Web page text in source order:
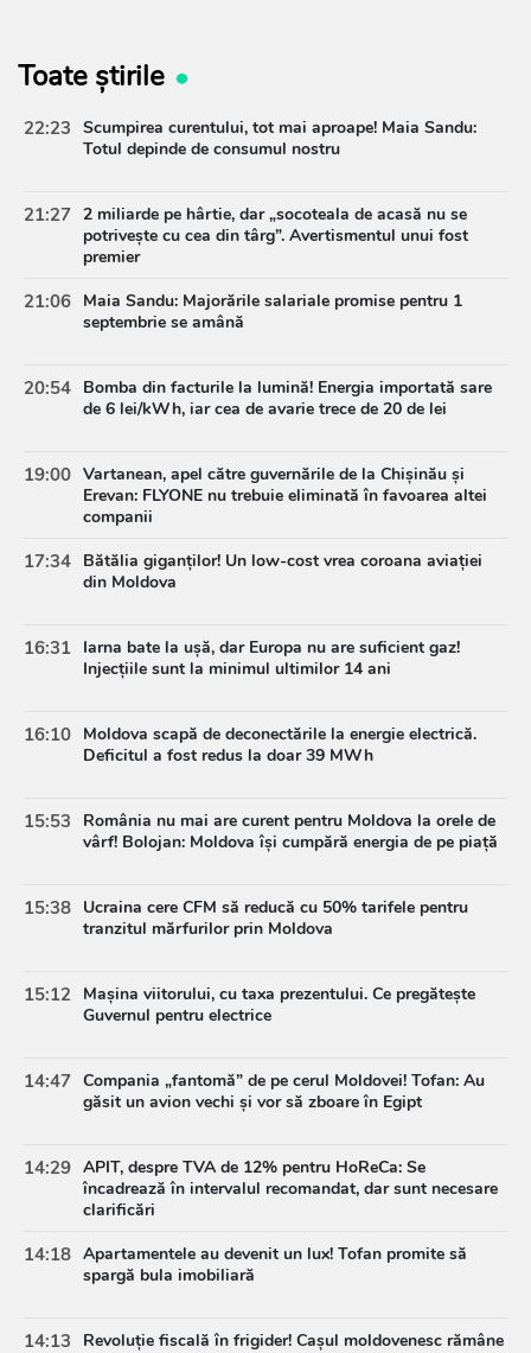
Toate știrile
22:23 Scumpirea curentului, tot mai aproape! Maia Sandu:
Totul depinde de consumul nostru
21:27 2 miliarde pe hârtie, dar „socoteala de acasă nu se
potrivește cu cea din târg”. Avertismentul unui fost
premier
21:06 Maia Sandu: Majorările salariale promise pentru 1
septembrie se amână
20:54 Bomba din facturile la lumină! Energia importată sare
de 6 lei/kWh, iar cea de avarie trece de 20 de lei
19:00 Vartanean, apel către guvernările de la Chișinău și
Erevan: FLYONE nu trebuie eliminată în favoarea altei
companii
17:34 Bătălia giganților! Un low-cost vrea coroana aviației
din Moldova
16:31 Iarna bate la ușă, dar Europa nu are suficient gaz!
Injecțiile sunt la minimul ultimilor 14 ani
16:10 Moldova scapă de deconectările la energie electrică.
Deficitul a fost redus la doar 39 MWh
15:53
România nu mai are curent pentru Moldova la orele de
vârf! Bolojan: Moldova își cumpără energia de pe piață
15:38 Ucraina cere CFM să reducă cu 50% tarifele pentru
tranzitul mărfurilor prin Moldova
15:12 Mașina viitorului, cu taxa prezentului. Ce pregătește
Guvernul pentru electrice
14:47 Compania „fantomă” de pe cerul Moldovei! Tofan: Au
găsit un avion vechi și vor să zboare în Egipt
14:29 APIT, despre TVA de 12% pentru HoReCa: Se
încadrează în intervalul recomandat, dar sunt necesare
clarificări
14:18 Apartamentele au devenit un lux! Tofan promite să
spargă bula imobiliară
14:13
Revoluție fiscală în frigider! Cașul moldovenesc rămâne